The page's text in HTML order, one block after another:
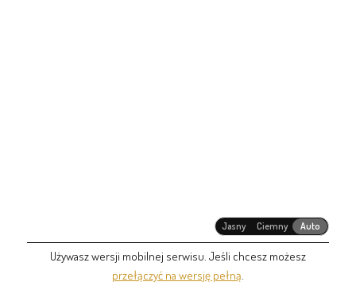
Jasny Ciemny Auto
Używasz wersji mobilnej serwisu. Jeśli chcesz możesz
przełączyć na wersję pełną